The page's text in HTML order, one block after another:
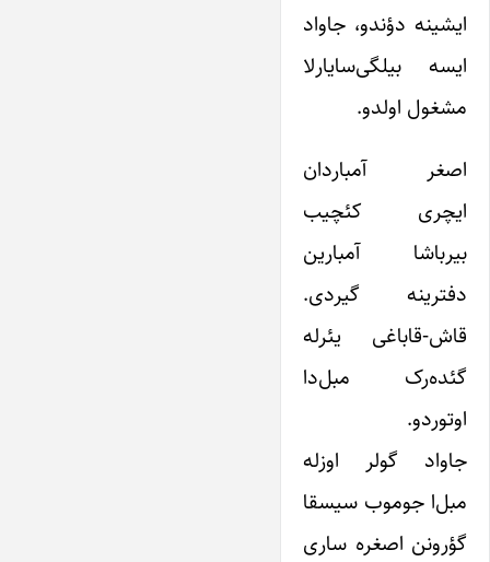
ایشینه دؤندو، جاواد
ایسه بیلگی‌سایارلا
مشغول اولدو.
اصغر آمباردان
ایچری کئچیب
بیرباشا آمبارین
دفترینه گیردی.
قاش-قاباغی یئرله
گئده‌رک مبل‌دا
اوتوردو.
جاواد گولر اوزله
مبل‌ا جوموب سیسقا
گؤرونن اصغره ساری